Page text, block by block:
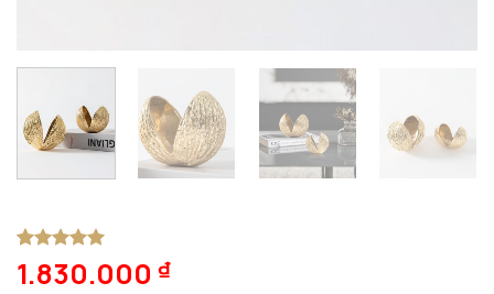
5trên 5
dựa trên
1
1.830.000 ₫